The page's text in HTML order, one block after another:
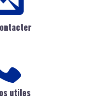
utiles